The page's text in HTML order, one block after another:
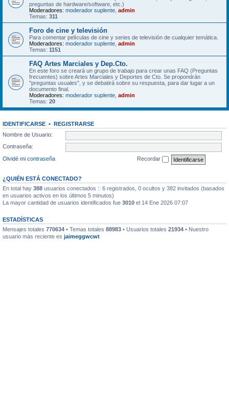
preguntas de hardware/software, etc.)
Moderadores: moderador suplente admin
Temas: 311
Foro de cine y televisión
Para comentar películas de cine y series de televisión de cualquier temática.
Moderadores: moderador suplente admin
Temas: 1151
FAQ Artes Marciales y Dep.Cto.
En este foro se creará un grupo de trabajo para crear unas FAQ (Preguntas
frecuentes) sobre Artes Marciales y Deportes de Cto. Se propondrán
"preguntas usuales", y se debatirá sobre su respuesta, para dar lugar a un
documento final.
Moderadores: moderador suplente admin
Temas: 20
IDENTIFICARSE • REGISTRARSE
Nombre de Usuario:
Contraseña:
Olvidé mi contraseña
Recordar
¿QUIÉN ESTÁ CONECTADO?
En total hay 388 usuarios conectados :: 6 registrados, 0 ocultos y 382 invitados (basados
en usuarios activos en los últimos 5 minutos)
La mayor cantidad de usuarios identificados fue 3010 el 14 Ene 2026 07:07
ESTADÍSTICAS
Mensajes totales 770634 • Temas totales 88983 • Usuarios totales 21934 • Nuestro
usuario más reciente es jaimeggwcwt